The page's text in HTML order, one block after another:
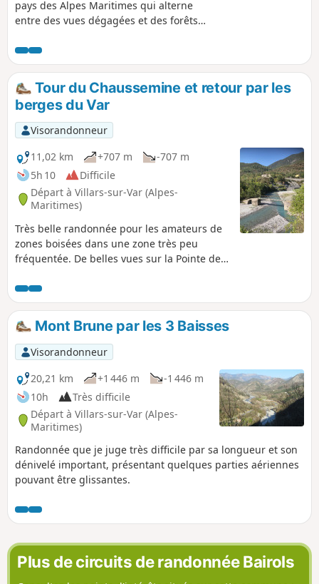
pays des Alpes Maritimes qui alterne
entre des vues dégagées et des forêts
depuis le Lauvet d'Ilonse mérite le
détour : on voit l'ensemble du
Mercantour et les principaux sommets
du moyen pays .
Tour du Chaussemine et retour par les
berges du Var
Visorandonneur
11,02 km
+707 m
-707 m
5h 10
Difficile
Départ à Villars-sur-Var (Alpes-
Maritimes)
Très belle randonnée pour les amateurs de
zones boisées dans une zone très peu
fréquentée. De belles vues sur la Pointe de
Cantons. Un retour le long des berges du
Var très agréable.
Mont Brune par les 3 Baisses
Visorandonneur
20,21 km
+1 446 m
-1 446 m
10h
Très difficile
Départ à Villars-sur-Var (Alpes-
Maritimes)
Randonnée que je juge très difficile par sa longueur et son
dénivelé important, présentant quelques parties aériennes
pouvant être glissantes.
Plus de circuits de randonnée Bairols